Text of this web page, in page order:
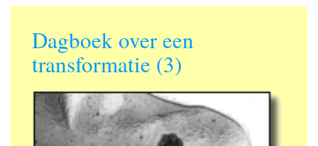
Dagboek over een
transformatie (3)